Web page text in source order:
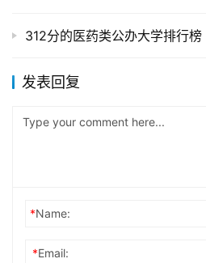
312分的医药类公办大学排行
发表回复
*Name:
*Email: